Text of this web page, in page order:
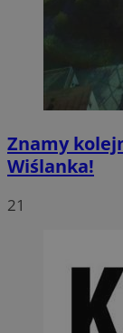
Znamy
Wiślanka!
21